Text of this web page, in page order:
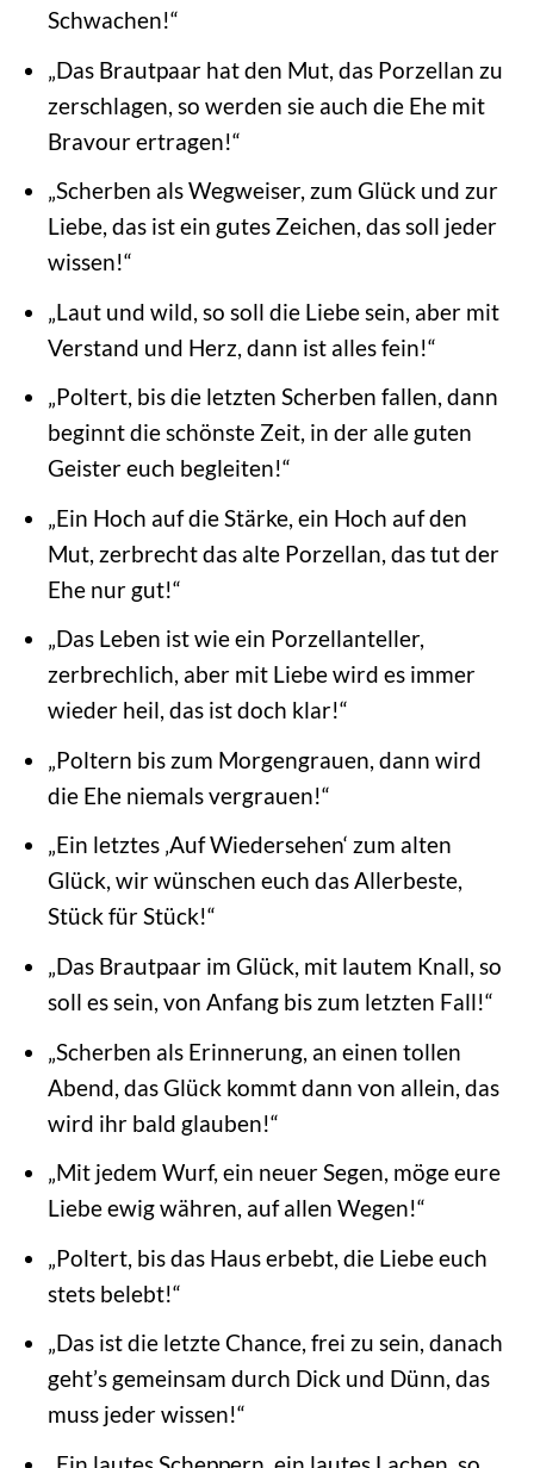
Schwachen!“
„Das Brautpaar hat den Mut, das Porzellan zu
zerschlagen, so werden sie auch die Ehe mit
Bravour ertragen!“
„Scherben als Wegweiser, zum Glück und zur
Liebe, das ist ein gutes Zeichen, das soll jeder
wissen!“
„Laut und wild, so soll die Liebe sein, aber mit
Verstand und Herz, dann ist alles fein!“
„Poltert, bis die letzten Scherben fallen, dann
beginnt die schönste Zeit, in der alle guten
Geister euch begleiten!“
„Ein Hoch auf die Stärke, ein Hoch auf den
Mut, zerbrecht das alte Porzellan, das tut der
Ehe nur gut!“
„Das Leben ist wie ein Porzellanteller,
zerbrechlich, aber mit Liebe wird es immer
wieder heil, das ist doch klar!“
„Poltern bis zum Morgengrauen, dann wird
die Ehe niemals vergrauen!“
„Ein letztes ‚Auf Wiedersehen‘ zum alten
Glück, wir wünschen euch das Allerbeste,
Stück für Stück!“
„Das Brautpaar im Glück, mit lautem Knall, so
soll es sein, von Anfang bis zum letzten Fall!“
„Scherben als Erinnerung, an einen tollen
Abend, das Glück kommt dann von allein, das
wird ihr bald glauben!“
„Mit jedem Wurf, ein neuer Segen, möge eure
Liebe ewig währen, auf allen Wegen!“
„Poltert, bis das Haus erbebt, die Liebe euch
stets belebt!“
„Das ist die letzte Chance, frei zu sein, danach
geht’s gemeinsam durch Dick und Dünn, das
muss jeder wissen!“